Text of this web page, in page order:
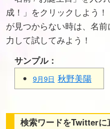
成！」をクリックしよう
が見つからない時は、名
力して試してみよう！
サンプル：
9月9日 秋野美陽
検索ワードをTwitterに